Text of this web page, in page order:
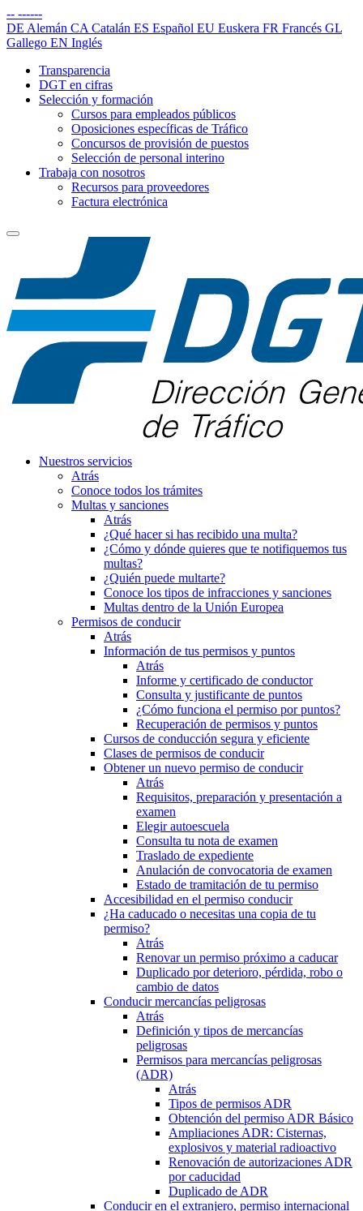
-- ------
DE Alemán CA Catalán ES Español EU Euskera FR Francés GL
Gallego EN Inglés
Transparencia
DGT en cifras
Selección y formación
Cursos para empleados públicos
Oposiciones específicas de Tráfico
Concursos de provisión de puestos
Selección de personal interino
Trabaja con nosotros
Recursos para proveedores
Factura electrónica
Nuestros servicios
Atrás
Conoce todos los trámites
Multas y sanciones
Atrás
¿Qué hacer si has recibido una multa?
¿Cómo y dónde quieres que te notifiquemos tus
multas?
¿Quién puede multarte?
Conoce los tipos de infracciones y sanciones
Multas dentro de la Unión Europea
Permisos de conducir
Atrás
Información de tus permisos y puntos
Atrás
Informe y certificado de conductor
Consulta y justificante de puntos
¿Cómo funciona el permiso por puntos?
Recuperación de permisos y puntos
Cursos de conducción segura y eficiente
Clases de permisos de conducir
Obtener un nuevo permiso de conducir
Atrás
Requisitos, preparación y presentación a
examen
Elegir autoescuela
Consulta tu nota de examen
Traslado de expediente
Anulación de convocatoria de examen
Estado de tramitación de tu permiso
Accesibilidad en el permiso conducir
¿Ha caducado o necesitas una copia de tu
permiso?
Atrás
Renovar un permiso próximo a caducar
Duplicado por deterioro, pérdida, robo o
cambio de datos
Conducir mercancías peligrosas
Atrás
Definición y tipos de mercancías
peligrosas
Permisos para mercancías peligrosas
(ADR)
Atrás
Tipos de permisos ADR
Obtención del permiso ADR Básico
Ampliaciones ADR: Cisternas,
explosivos y material radioactivo
Renovación de autorizaciones ADR
por caducidad
Duplicado de ADR
Conducir en el extranjero, permiso internacional